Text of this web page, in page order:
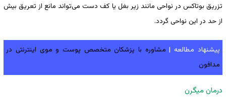
تزریق بوتاکس در نواحی مانند زیر بغل یا کف دست می‌تواند مانع از تعریق بیش
از حد در این نواحی گردد.
پیشنهاد مطالعه | مشاوره با پزشکان متخصص پوست و موی اینترنتی در
مدافون
درمان میگرن